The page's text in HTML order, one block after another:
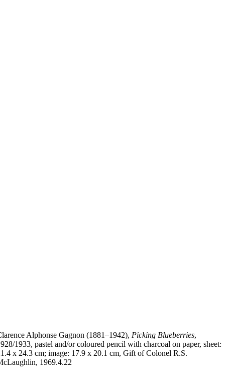
Alphonse Gagnon (1881–1942), Picking Blueberries,
1933, pastel and/or coloured pencil with charcoal on paper, sheet:
x 24.3 cm; image: 17.9 x 20.1 cm, Gift of Colonel R.S.
1969.4.22